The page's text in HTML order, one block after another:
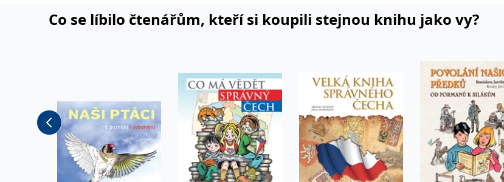
Co se líbilo čtenářům, kteří si koupili stejnou knihu jako vy?